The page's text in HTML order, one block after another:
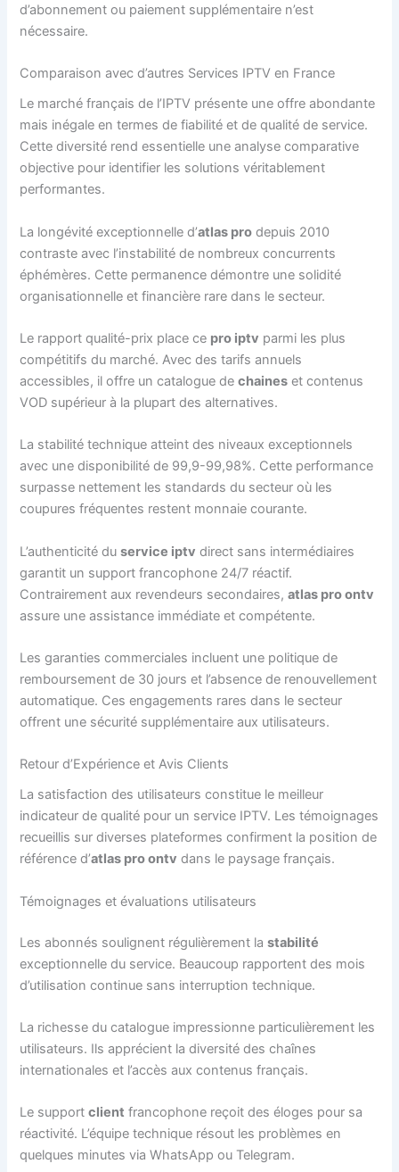
d’abonnement ou paiement supplémentaire n’est
nécessaire.
Comparaison avec d’autres Services IPTV en France
Le marché français de l’IPTV présente une offre abondante
mais inégale en termes de fiabilité et de qualité de service.
Cette diversité rend essentielle une analyse comparative
objective pour identifier les solutions véritablement
performantes.
La longévité exceptionnelle d’atlas pro depuis 2010
contraste avec l’instabilité de nombreux concurrents
éphémères. Cette permanence démontre une solidité
organisationnelle et financière rare dans le secteur.
Le rapport qualité-prix place ce pro iptv parmi les plus
compétitifs du marché. Avec des tarifs annuels
accessibles, il offre un catalogue dechaines et contenus
VOD supérieur à la plupart des alternatives.
La stabilité technique atteint des niveaux exceptionnels
avec une disponibilité de 99,9-99,98%. Cette performance
surpasse nettement les standards du secteur où les
coupures fréquentes restent monnaie courante.
L’authenticité duservice iptv direct sans intermédiaires
garantit un support francophone 24/7 réactif.
Contrairement aux revendeurs secondaires,atlas pro ontv
assure une assistance immédiate et compétente.
Les garanties commerciales incluent une politique de
remboursement de 30 jours et l’absence de renouvellement
automatique. Ces engagements rares dans le secteur
offrent une sécurité supplémentaire aux utilisateurs.
Retour d’Expérience et Avis Clients
La satisfaction des utilisateurs constitue le meilleur
indicateur de qualité pour un service IPTV. Les témoignages
recueillis sur diverses plateformes confirment la position de
référence d’atlas pro ontv dans le paysage français.
Témoignages et évaluations utilisateurs
Les abonnés soulignent régulièrement lastabilité
exceptionnelle du service. Beaucoup rapportent des mois
d’utilisation continue sans interruption technique.
La richesse du catalogue impressionne particulièrement les
utilisateurs. Ils apprécient la diversité des chaînes
internationales et l’accès aux contenus français.
Le supportclient francophone reçoit des éloges pour sa
réactivité. L’équipe technique résout les problèmes en
quelques minutes via WhatsApp ou Telegram.